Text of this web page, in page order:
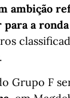
ambição
para a
Grupo F